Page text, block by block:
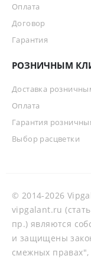
Оплата
Договор
Гарантия
РОЗНИЧНЫМ
Доставка
Оплата
Гарантия
Выбор расцветки
© 2014-2026
vipgalant.ru
пр.) являются
и защищены
смежных правах",